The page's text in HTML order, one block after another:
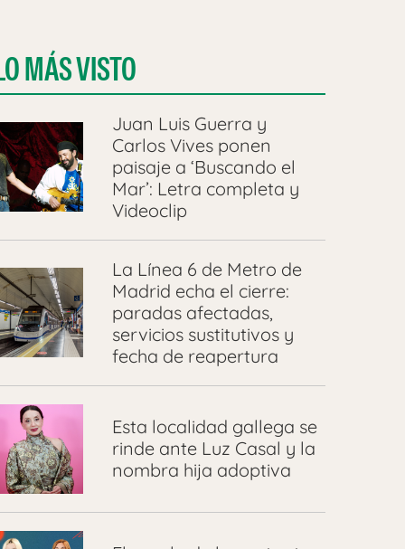
MÁS VISTO
Juan Luis Guerra y
Carlos Vives ponen
paisaje a ‘Buscando el
Mar’: Letra completa y
Videoclip
La Línea 6 de Metro de
Madrid echa el cierre:
paradas afectadas,
servicios sustitutivos y
fecha de reapertura
Esta localidad gallega se
rinde ante Luz Casal y la
nombra hija adoptiva